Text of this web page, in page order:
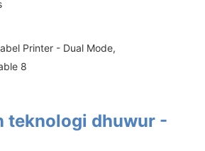
teknologi dhuwur -